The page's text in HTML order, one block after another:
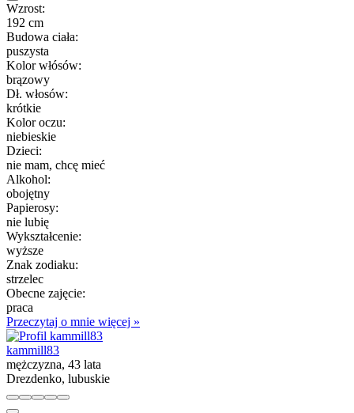
Wzrost:
192 cm
Budowa ciała:
puszysta
Kolor włósów:
brązowy
Dł. włosów:
krótkie
Kolor oczu:
niebieskie
Dzieci:
nie mam, chcę mieć
Alkohol:
obojętny
Papierosy:
nie lubię
Wykształcenie:
wyższe
Znak zodiaku:
strzelec
Obecne zajęcie:
praca
Przeczytaj o mnie więcej »
kammill83
mężczyzna, 43 lata
Drezdenko, lubuskie